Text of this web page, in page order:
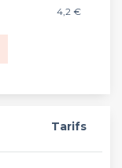
4,2 €
Tarifs